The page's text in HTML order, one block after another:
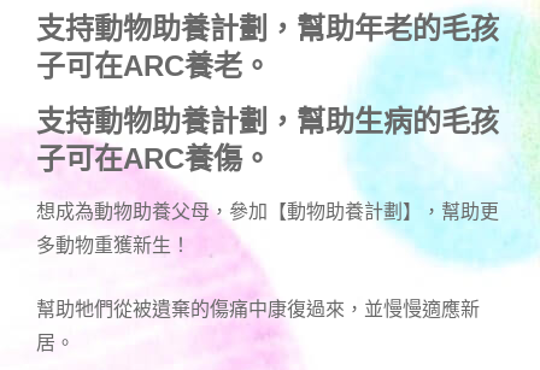
支持動物助養計劃，幫助年老的毛孩
子可在ARC養老。
支持動物助養計劃，幫助生病的毛孩
子可在ARC養傷。
想成為動物助養父母，參加【動物助養計劃】，幫助更
多動物重獲新生！
幫助牠們從被遺棄的傷痛中康復過來，並慢慢適應新
居。